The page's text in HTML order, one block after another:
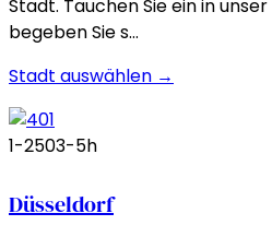
Stadt. Tauchen Sie ein in
begeben Sie s…
Stadt auswählen →
1-2503-5h
Düsseldorf